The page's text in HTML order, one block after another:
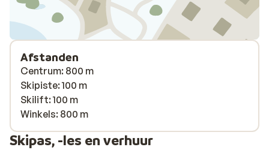
Afstanden
Centrum: 800 m
Skipiste: 100 m
Skilift: 100 m
Winkels: 800 m
Skipas, -les en verhuur